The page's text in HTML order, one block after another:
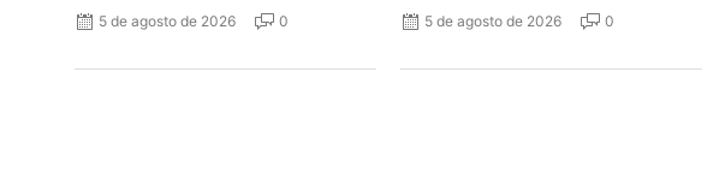
5 de agosto de 2026 0 5 de agosto de 2026 0